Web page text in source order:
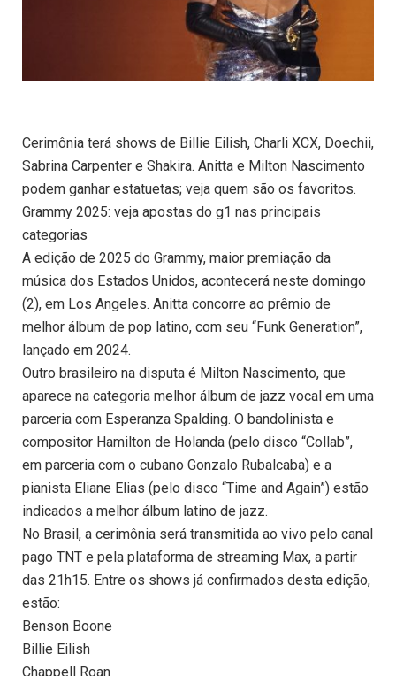
Cerimônia terá shows de Billie Eilish, Charli XCX, Doechii,
Sabrina Carpenter e Shakira. Anitta e Milton Nascimento
podem ganhar estatuetas; veja quem são os favoritos.
Grammy 2025: veja apostas do g1 nas principais
categorias
A edição de 2025 do Grammy, maior premiação da
música dos Estados Unidos, acontecerá neste domingo
(2), em Los Angeles. Anitta concorre ao prêmio de
melhor álbum de pop latino, com seu “Funk Generation”,
lançado em 2024.
Outro brasileiro na disputa é Milton Nascimento, que
aparece na categoria melhor álbum de jazz vocal em uma
parceria com Esperanza Spalding. O bandolinista e
compositor Hamilton de Holanda (pelo disco “Collab”,
em parceria com o cubano Gonzalo Rubalcaba) e a
pianista Eliane Elias (pelo disco “Time and Again”) estão
indicados a melhor álbum latino de jazz.
No Brasil, a cerimônia será transmitida ao vivo pelo canal
pago TNT e pela plataforma de streaming Max, a partir
das 21h15. Entre os shows já confirmados desta edição,
estão:
Benson Boone
Billie Eilish
Chappell Roan